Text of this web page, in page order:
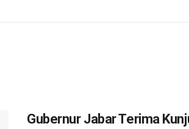
Gubernur Jabar Terima